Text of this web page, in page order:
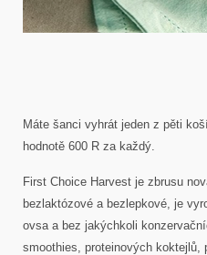
Máte šanci vyhrát jeden z pěti
hodnotě 600 R za každý.
First Choice Harvest je zbrusu
bezlaktózové a bezlepkové, je
ovsa a bez jakýchkoli
smoothies, proteinových koktejlů,